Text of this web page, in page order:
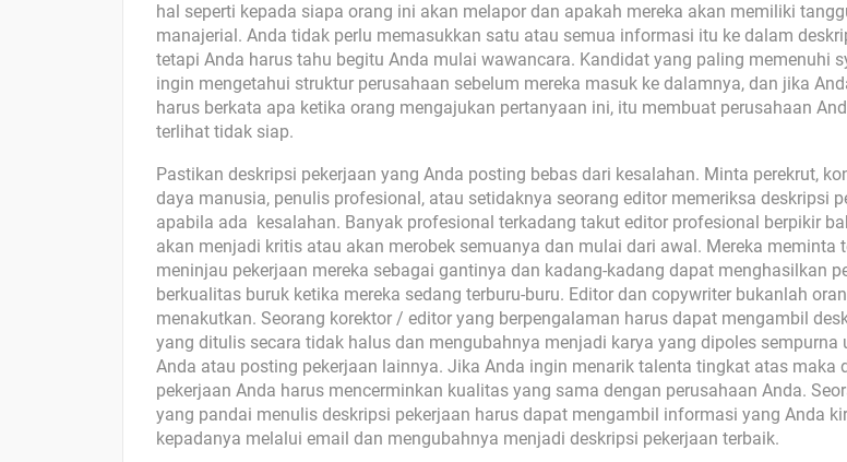
hal seperti kepada siapa orang ini akan melapor dan apakah mereka akan memiliki
manajerial. Anda tidak perlu memasukkan satu atau semua informasi itu ke dalam
tetapi Anda harus tahu begitu Anda mulai wawancara. Kandidat yang paling memenuhi
ingin mengetahui struktur perusahaan sebelum mereka masuk ke dalamnya, dan jika
harus berkata apa ketika orang mengajukan pertanyaan ini, itu membuat perusahaan
terlihat tidak siap.
Pastikan deskripsi pekerjaan yang Anda posting bebas dari kesalahan. Minta perekrut,
daya manusia, penulis profesional, atau setidaknya seorang editor memeriksa deskripsi
apabila ada kesalahan. Banyak profesional terkadang takut editor profesional berpikir
akan menjadi kritis atau akan merobek semuanya dan mulai dari awal. Mereka meminta
meninjau pekerjaan mereka sebagai gantinya dan kadang-kadang dapat menghasilkan
berkualitas buruk ketika mereka sedang terburu-buru. Editor dan copywriter bukanlah
menakutkan. Seorang korektor / editor yang berpengalaman harus dapat mengambil
yang ditulis secara tidak halus dan mengubahnya menjadi karya yang dipoles sempurna
Anda atau posting pekerjaan lainnya. Jika Anda ingin menarik talenta tingkat atas maka
pekerjaan Anda harus mencerminkan kualitas yang sama dengan perusahaan Anda.
yang pandai menulis deskripsi pekerjaan harus dapat mengambil informasi yang Anda
kepadanya melalui email dan mengubahnya menjadi deskripsi pekerjaan terbaik.